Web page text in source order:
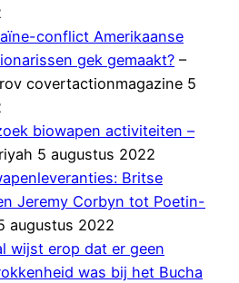
conflict Amerikaanse
gek gemaakt? –
covertactionmagazine 5
biowapen activiteiten –
5 augustus 2022
Britse
Jeremy Corbyn tot Poetin-
augustus 2022
wijst erop dat er geen
was bij het Bucha